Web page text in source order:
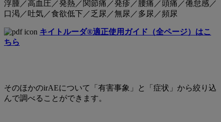
浮腫／高血圧／発熱／関節痛／発疹／腰痛／頭痛／倦怠感／
口渇／吐気／食欲低下／乏尿／無尿／多尿／頻尿
キイトルーダ®適正使用ガイド（全ページ）はこ
ちら
そのほかのirAEについて「有害事象」と「症状」から絞り込
んで調べることができます。